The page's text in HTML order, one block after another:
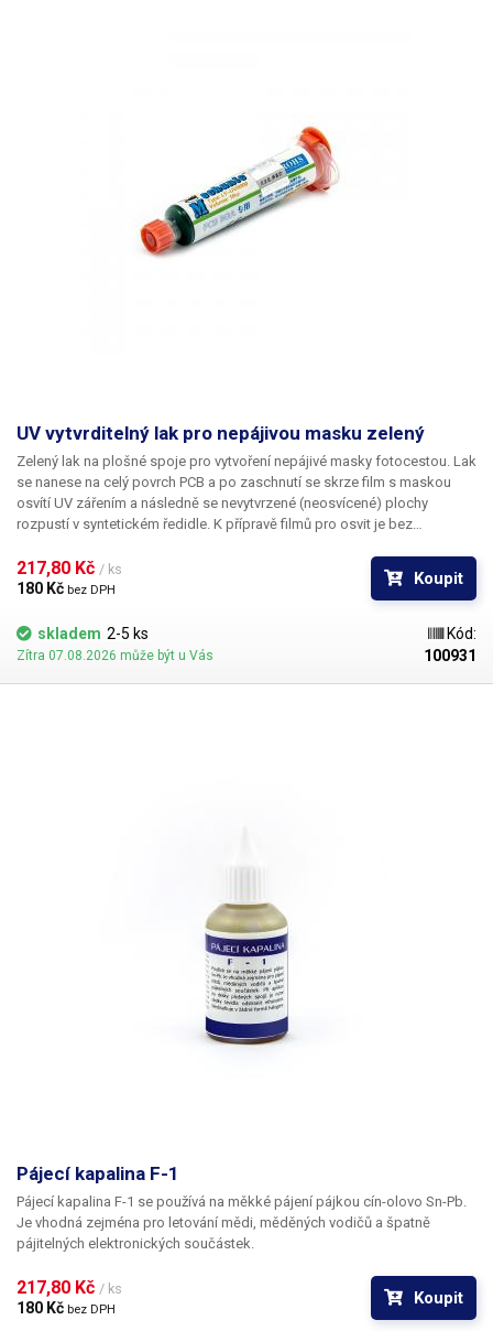
UV vytvrditelný lak pro nepájivou masku zelený
Zelený lak na plošné spoje pro vytvoření nepájivé masky fotocestou. Lak
se nanese na celý povrch PCB a po zaschnutí se skrze film s maskou
osvítí UV zářením a následně se nevytvrzené (neosvícené) plochy
rozpustí v syntetickém ředidle. K přípravě filmů pro osvit je bez
obraz nepájivé masky vytiskne.
217,80 Kč / ks
180 Kč bez DPH
Koupit
skladem 2-5 ks
Zítra 07.08.2026 může být u Vás
Kód:
100931
Pájecí kapalina F-1
Pájecí kapalina F-1 se používá na měkké pájení pájkou cín-olovo Sn-Pb.
Je vhodná zejména pro letování mědi, měděných vodičů a špatně
217,80 Kč / ks
180 Kč bez DPH
Koupit